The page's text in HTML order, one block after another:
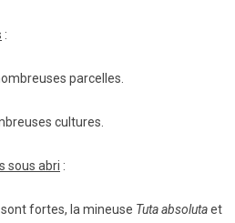
:
parcelles.
cultures.
sous abri :
fortes, la mineuse Tuta absolutaet